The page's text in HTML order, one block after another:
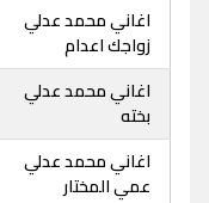
اغاني محمد عدلي
زواجك اعدام
اغاني محمد عدلي
بخته
اغاني محمد عدلي
عمي المختار